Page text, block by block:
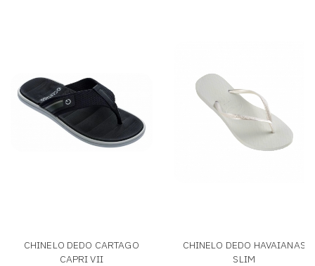
CHINELO DEDO CARTAGO
CAPRI VII
CHINELO DEDO HAVAIANAS
SLIM